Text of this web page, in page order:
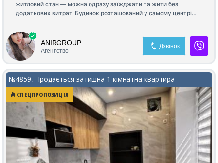
житловий стан — можна одразу заїжджати та жити без
додаткових витрат. Будинок розташований у самому центрі
громадського транспорту, зручна транспортна розв’язка,
школи та дитячі садки. Чудовий варіант як для комфортного
проживання, так і для здачі в оренду. Телефонуйте для
отримання детальної інформації та організації перегляду!
ANIRGROUP
Агентство
Дзвінок
№4859, Продається затишна 1-кімнатна квартира
СПЕЦПРОПОЗИЦІЯ